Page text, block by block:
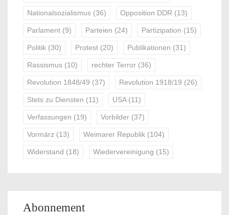
Nationalsozialismus (36) Opposition DDR (13)
Parlament (9) Parteien (24) Partizipation (15)
Politik (30) Protest (20) Publikationen (31)
Rassismus (10) rechter Terror (36)
Revolution 1848/49 (37) Revolution 1918/19 (26)
Stets zu Diensten (11) USA(11)
Verfassungen (19) Vorbilder (37)
Vormärz (13) Weimarer Republik (104)
Widerstand (18) Wiedervereinigung (15)
Abonnement